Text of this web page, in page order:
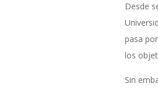
Desde
pasa
los
Sin